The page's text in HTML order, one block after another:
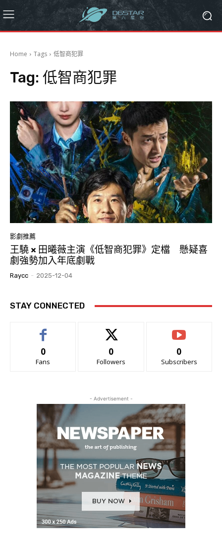
Home Tags 低智商犯罪
Tag: 低智商犯罪
影劇推薦
王驍 × 田曦薇主演《低智商犯罪》定檔 懸疑喜
劇強勢加入年底劇戰
Raycc - 2025-12-04
STAY CONNECTED
0
Fans
0
Followers
0
Subscribers
- Advertisement -